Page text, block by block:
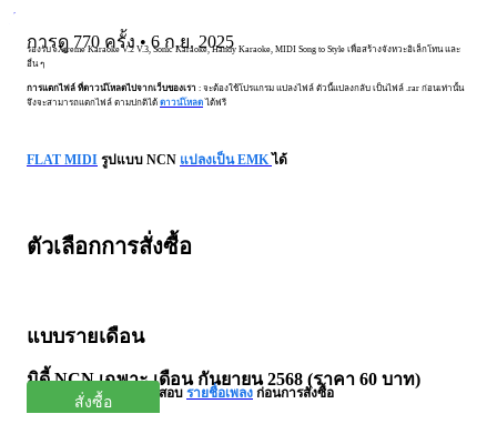
Andudo
การดู 770 ครั้ง • 6 ก.ย. 2025
รองรับ eXtreme Karaoke V.2 V.3, Sonic Karaoke, Handy Karaoke, MIDI Song to Style เพื่อสร้างจังหวะอิเล็กโทน และ
อื่น ๆ
การแตกไฟล์ ที่ดาวน์โหลดไปจากเว็บของเรา : จะต้องใช้โปรแกรม แปลงไฟล์ ตัวนี้แปลงกลับ เป็นไฟล์ .rar ก่อนเท่านั้น
จึงจะสามารถแตกไฟล์ ตามปกติได้ ดาวน์โหลด ได้ฟรี
FLAT MIDI รูปแบบ NCN แปลงเป็น EMKได้
ตัวเลือกการสั่งซื้อ
แบบรายเดือน
มิดี้ NCN เฉพาะ เดือน กันยายน 2568 (ราคา 60 บาท)
(จำนวน 55 เพลง) ตรวจสอบ รายชื่อเพลง ก่อนการสั่งซื้อ
สั่งซื้อ